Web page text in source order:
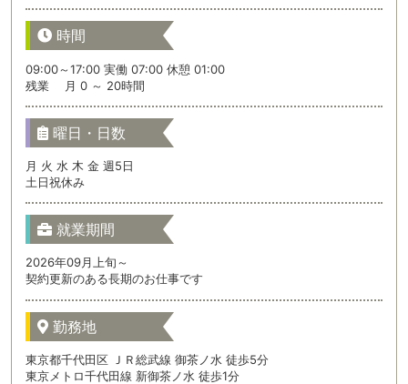
時間
09:00～17:00 実働 07:00 休憩 01:00
残業 月 0 ～ 20時間
曜日・日数
月 火 水 木 金 週5日
土日祝休み
就業期間
2026年09月上旬～
契約更新のある長期のお仕事です
勤務地
東京都千代田区 ＪＲ総武線 御茶ノ水 徒歩5分
東京メトロ千代田線 新御茶ノ水 徒歩1分